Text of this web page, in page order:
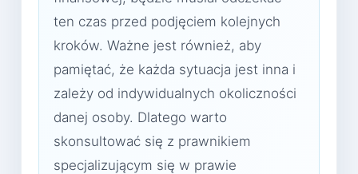
ten czas przed podjęciem kolejnych
kroków. Ważne jest również, aby
pamiętać, że każda sytuacja jest inna i
zależy od indywidualnych okoliczności
danej osoby. Dlatego warto
skonsultować się z prawnikiem
specjalizującym się w prawie